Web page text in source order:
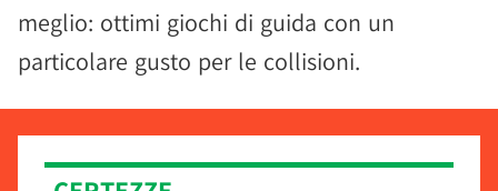
meglio: ottimi giochi di guida con un
particolare gusto per le collisioni.